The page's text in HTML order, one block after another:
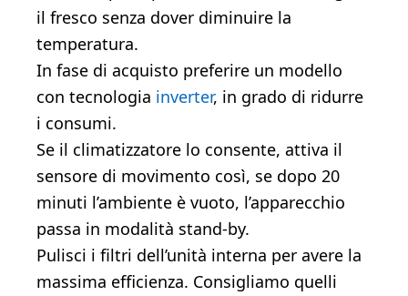
il fresco senza dover diminuire la
temperatura.
In fase di acquisto preferire un modello
con tecnologia inverter, in grado di ridurre
i consumi.
Se il climatizzatore lo consente, attiva il
sensore di movimento così, se dopo 20
minuti l’ambiente è vuoto, l’apparecchio
passa in modalità stand-by.
Pulisci i filtri dell’unità interna per avere la
massima efficienza. Consigliamo quelli